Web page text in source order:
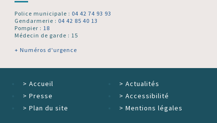
Police municipale : 04 42 74 93 93
Gendarmerie : 04 42 85 40 13
Pompier : 18
Médecin de garde : 15
+ Numéros d'urgence
> Accueil > Actualités
> Presse > Accessibilité
> Plan du site > Mentions légales